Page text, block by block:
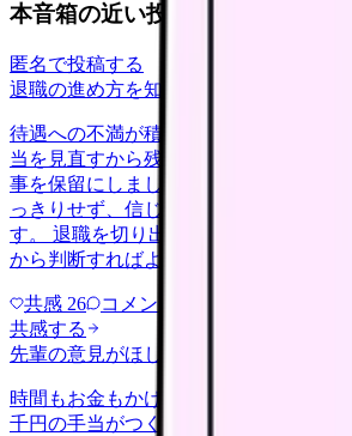
本音箱の近い投稿
匿名で投稿する
退職の進め方を知りたい
待遇への不満が積もって退職を申し出
当を見直すから残ってほしいと引き止
事を保留にしました。口約束だけで具
っきりせず、信じて残ってまた同じ思
す。 退職を切り出した後の引き止め交
から判断すればよかったのか教え…
共感 26 コメント
共感する
先輩の意見がほしい
時間もお金もかけて認定の資格を取っ
千円の手当がつくだけで、係や相談対